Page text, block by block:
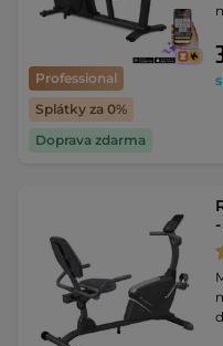
Professional
Splátky za 0%
Doprava zdarma